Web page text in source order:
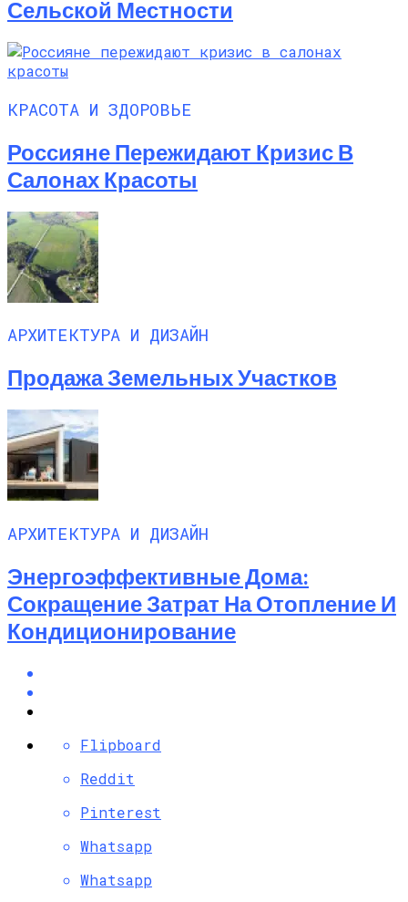
Сельской Местности
КРАСОТА И ЗДОРОВЬЕ
Россияне Пережидают Кризис В
Салонах Красоты
АРХИТЕКТУРА И ДИЗАЙН
Продажа Земельных Участков
АРХИТЕКТУРА И ДИЗАЙН
Энергоэффективные Дома:
Сокращение Затрат На Отопление И
Кондиционирование
Flipboard
Reddit
Pinterest
Whatsapp
Whatsapp